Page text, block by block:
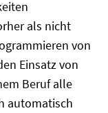
als nicht
von
Einsatz von
Beruf alle
automatisch